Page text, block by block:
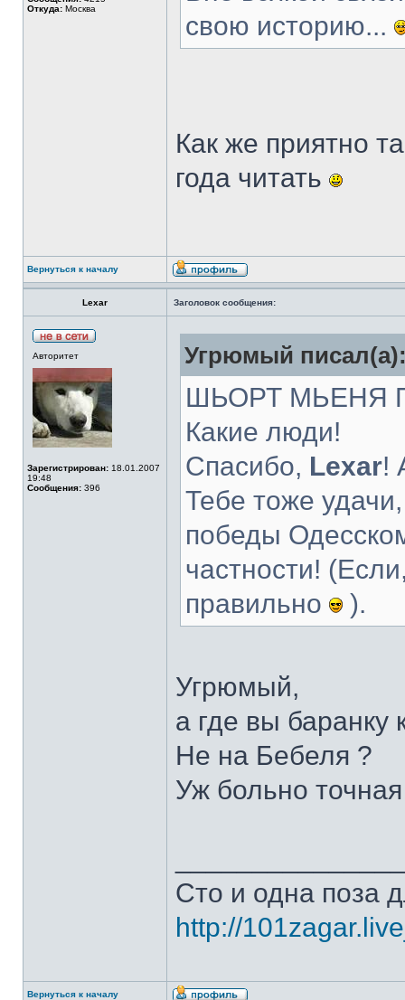
Откуда: Москва
свою историю...
Как же приятно
года читать
Вернуться к началу
Lexar Заголовок сообщения:
Авторитет
Зарегистрирован: 18.01.2007
19:48
Сообщения: 396
Угрюмый
ШЬОРТ МЬЕНЯ
Какие люди!
Спасибо, Lexar!
Тебе тоже
победы
частности!
правильно
).
Угрюмый,
а где вы баранку
Не на Бебеля ?
Уж больно
Сто и одна поза
http://
Вернуться к началу